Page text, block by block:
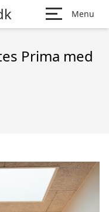
Menu
Prima med